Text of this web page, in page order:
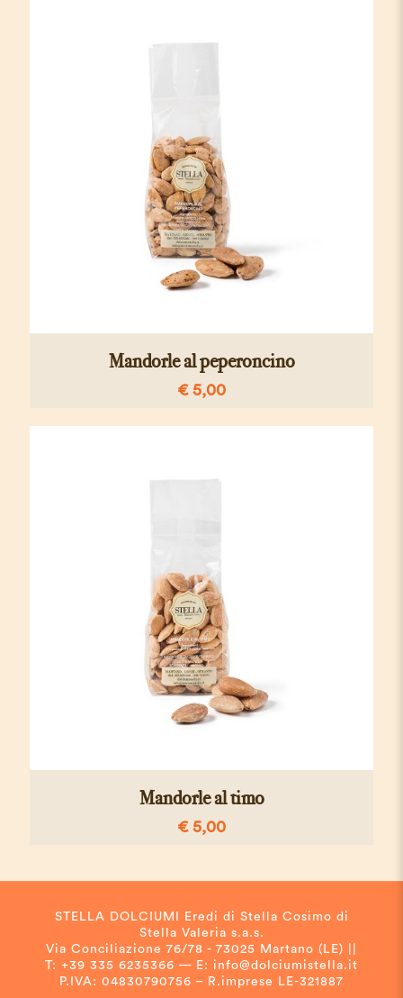
Mandorle al peperoncino
€5,00
Mandorle al timo
€5,00
STELLA DOLCIUMI Eredi di Stella Cosimo di
Stella Valeria s.a.s.
Via Conciliazione 76/78 - 73025 Martano (LE) ||
T: +39 335 6235366 — E: info@dolciumistella.it
P.IVA: 04830790756 – R.imprese LE-321887